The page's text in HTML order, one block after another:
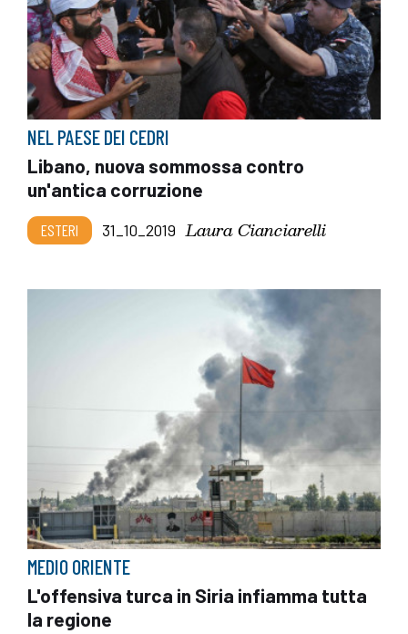
NEL PAESE DEI CEDRI
Libano, nuova sommossa contro
un'antica corruzione
ESTERI 31_10_2019 Laura Cianciarelli
MEDIO ORIENTE
L'offensiva turca in Siria infiamma tutta
la regione